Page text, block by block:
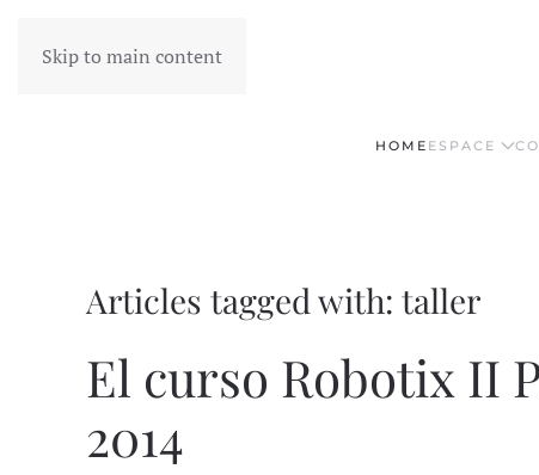
Skip to main content
HOME ESPACE
Articles tagged with: taller
El curso Robotix II
2014